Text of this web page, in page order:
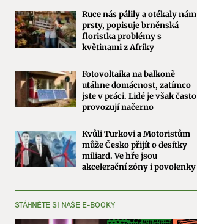
Ruce nás pálily a otékaly nám
prsty, popisuje brněnská
floristka problémy s
květinami z Afriky
Fotovoltaika na balkoně
utáhne domácnost, zatímco
jste v práci. Lidé je však často
provozují načerno
Kvůli Turkovi a Motoristům
může Česko přijít o desítky
miliard. Ve hře jsou
akcelerační zóny i povolenky
STÁHNĚTE SI NAŠE E-BOOKY